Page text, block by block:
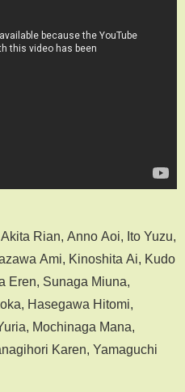
Rian, Anno Aoi, Ito Yuzu,
Ami, Kinoshita Ai, Kudo
Eren, Sunaga Miuna,
Hasegawa Hitomi,
Mochinaga Mana,
Karen, Yamaguchi